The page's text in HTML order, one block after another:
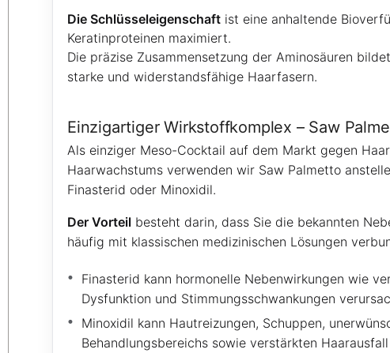
Die Schlüsseleigenschaft ist eine anhaltende
Keratinproteinen maximiert.
Die präzise Zusammensetzung der Aminosäuren
starke und widerstandsfähige Haarfasern.
Einzigartiger Wirkstoffkomplex – Saw
Als einziger Meso-Cocktail auf dem Markt gegen
Haarwachstums verwenden wir Saw Palmetto
Finasterid oder Minoxidil.
Der Vorteil besteht darin, dass Sie die bekannten
häufig mit klassischen medizinischen Lösungen
Finasterid kann hormonelle Nebenwirkungen wie
Dysfunktion und Stimmungsschwankungen
Minoxidil kann Hautreizungen, Schuppen,
Behandlungsbereichs sowie verstärkten